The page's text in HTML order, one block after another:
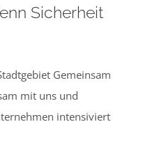
Sicherheit
Gemeinsam
mit uns und
intensiviert